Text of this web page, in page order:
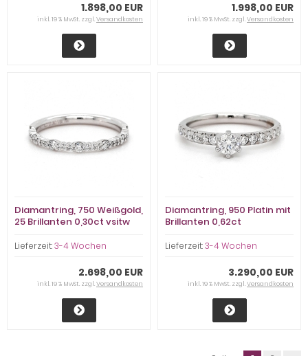
1.898,00 EUR
inkl. 19 % MwSt. zzgl.Versandkosten
1.998,00 EUR
inkl. 19 % MwSt. zzgl.Versandkosten
Diamantring, 750 Weißgold,
25 Brillanten 0,30ct vsitw
Lieferzeit:3-4 Wochen
2.698,00 EUR
inkl. 19 % MwSt. zzgl.Versandkosten
Diamantring, 950 Platin mit
Brillanten 0,62ct
Lieferzeit:3-4 Wochen
3.290,00 EUR
inkl. 19 % MwSt. zzgl.Versandkosten